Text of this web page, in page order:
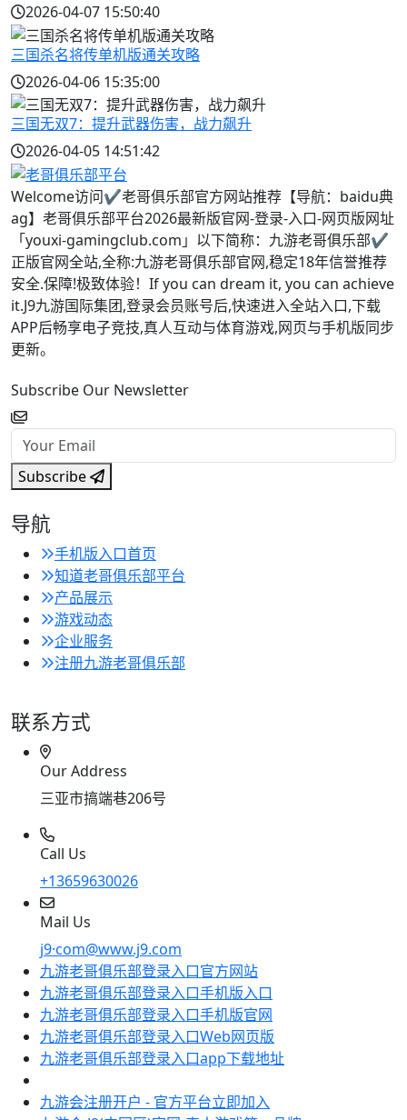
2026-04-07 15:50:40
三国杀名将传单机版通关攻略
2026-04-06 15:35:00
三国无双7：提升武器伤害，战力飙升
2026-04-05 14:51:42
Welcome访问✔老哥俱乐部官方网站推荐【导航：baidu典
ag】老哥俱乐部平台2026最新版官网-登录-入口-网页版网址
「youxi-gamingclub.com」以下简称：九游老哥俱乐部✔
正版官网全站,全称:九游老哥俱乐部官网,稳定18年信誉推荐
安全.保障!极致体验！If you can dream it, you can achieve
it.J9九游国际集团,登录会员账号后,快速进入全站入口,下载
APP后畅享电子竞技,真人互动与体育游戏,网页与手机版同步
更新。
Subscribe Our Newsletter
Subscribe
导航
手机版入口首页
知道老哥俱乐部平台
产品展示
游戏动态
企业服务
注册九游老哥俱乐部
联系方式
Our Address
三亚市搞端巷206号
Call Us
+13659630026
Mail Us
j9·com@www.j9.com
九游老哥俱乐部登录入口官方网站
九游老哥俱乐部登录入口手机版入口
九游老哥俱乐部登录入口手机版官网
九游老哥俱乐部登录入口Web网页版
九游老哥俱乐部登录入口app下载地址
九游会注册开户 - 官方平台立即加入